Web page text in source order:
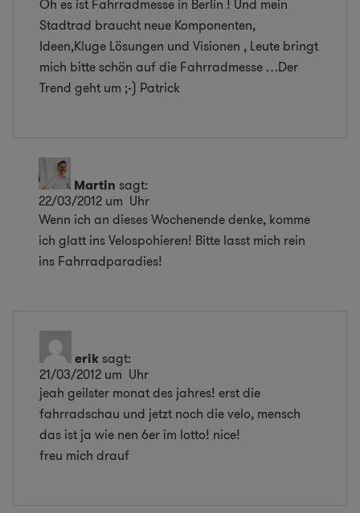
Oh es ist Fahrradmesse in Berlin ! Und mein
Stadtrad braucht neue Komponenten,
Ideen,Kluge Lösungen und Visionen , Leute bringt
mich bitte schön auf die Fahrradmesse …Der
Trend geht um ;-) Patrick
Martin sagt:
22/03/2012 um Uhr
Wenn ich an dieses Wochenende denke, komme
ich glatt ins Velospohieren! Bitte lasst mich rein
ins Fahrradparadies!
eriksagt:
21/03/2012 um Uhr
jeah geilster monat des jahres! erst die
fahrradschau und jetzt noch die velo, mensch
das ist ja wie nen 6er im lotto! nice!
freu mich drauf